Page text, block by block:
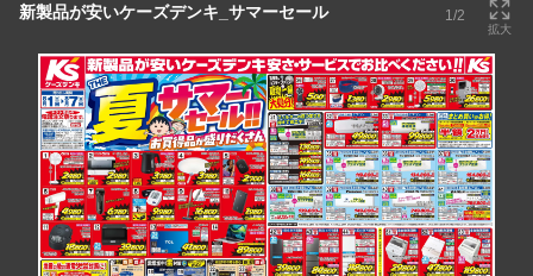
新製品が安いケーズデンキ_サマーセール 1/2
拡大